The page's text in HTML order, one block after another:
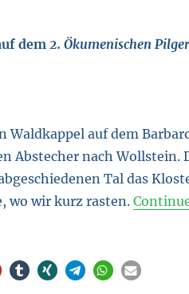
dem2. Ökumenischen
Waldkappel auf dem
Abstecher nach Wollstein.
Tal das
wo wir kurz rasten.